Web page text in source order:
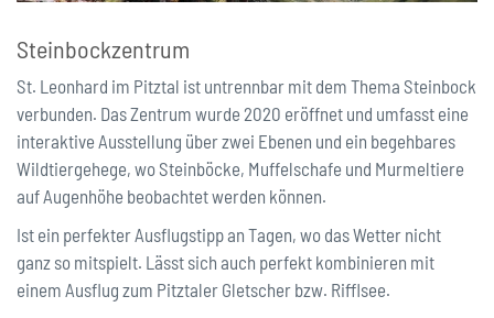
Steinbockzentrum
St. Leonhard im Pitztal ist untrennbar mit dem Thema Steinbock
verbunden. Das Zentrum wurde 2020 eröffnet und umfasst eine
interaktive Ausstellung über zwei Ebenen und ein begehbares
Wildtiergehege, wo Steinböcke, Muffelschafe und Murmeltiere
auf Augenhöhe beobachtet werden können.
Ist ein perfekter Ausflugstipp an Tagen, wo das Wetter nicht
ganz so mitspielt. Lässt sich auch perfekt kombinieren mit
einem Ausflug zum Pitztaler Gletscher bzw. Rifflsee.